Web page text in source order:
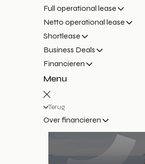
Full operational lease
Netto operational lease
Shortlease
Business Deals
Financieren
Menu
Terug
Over financieren